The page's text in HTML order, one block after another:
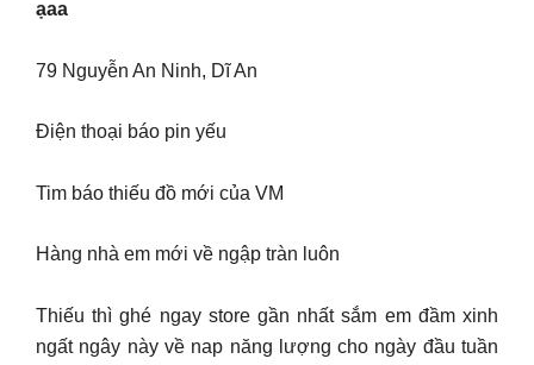
ạaa
79 Nguyễn An Ninh, Dĩ An
Điện thoại báo pin yếu
Tim báo thiếu đồ mới của VM
Hàng nhà em mới về ngập tràn luôn
Thiếu thì ghé ngay store gần nhất sắm em đầm xinh
ngất ngây này về nap năng lượng cho ngày đầu tuần